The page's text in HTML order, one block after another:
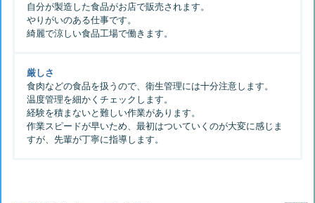
自分が製造した食品がお店で販売されます。
やりがいのある仕事です。
厳しさ
食肉などの食品を扱うので、衛生管理には十分注意します。
温度管理を細かくチェックします。
経験を積まないと難しい作業があります。
作業スピードが早いため、最初はついていくのが大変に感じま